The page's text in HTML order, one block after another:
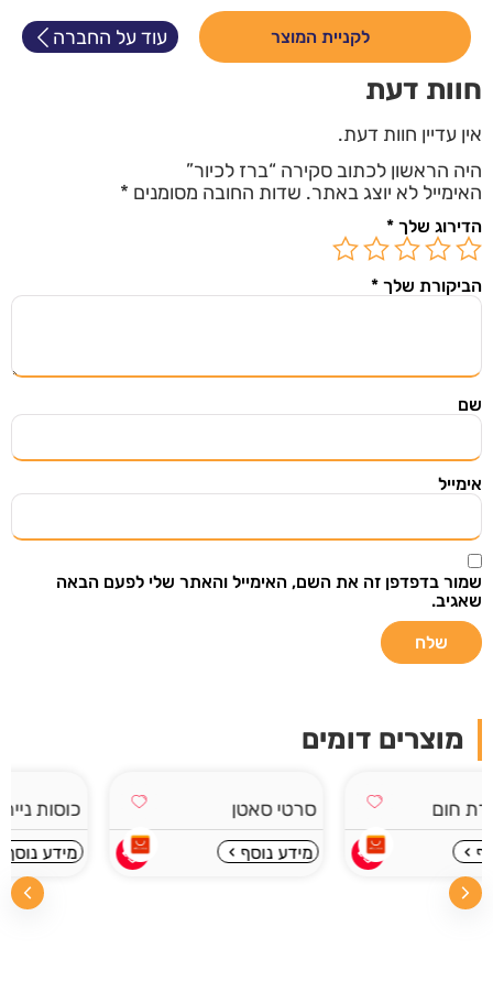
לקניית המוצר עוד על החברה
חוות דעת
אין עדיין חוות דעת.
היה הראשון לכתוב סקירה “ברז לכיור”
האימייל לא יוצג באתר. שדות החובה מסומנים *
הדירוג שלך *
הביקורת שלך *
שם
אימייל
שמור בדפדפן זה את השם, האימייל והאתר שלי לפעם הבאה
שאגיב.
מוצרים דומים
סרטי סאטן
מידע נוסף מידע נוסף
השארו מעודכנים
הירשמו ל"מצאתי שיתפתי" וקבלו אליכם למייל מוצרים
שקראתי את
תנאי מדיניות הפרטיות